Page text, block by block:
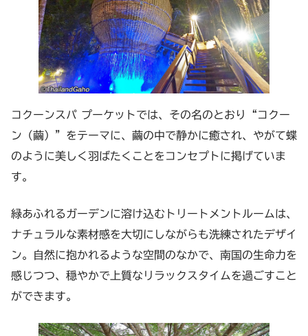
コクーンスパ プーケットでは、その名のとおり“コクー
ン（繭）”をテーマに、繭の中で静かに癒され、やがて蝶
のように美しく羽ばたくことをコンセプトに掲げていま
す。
緑あふれるガーデンに溶け込むトリートメントルームは、
ナチュラルな素材感を大切にしながらも洗練されたデザイ
ン。自然に抱かれるような空間のなかで、南国の生命力を
感じつつ、穏やかで上質なリラックスタイムを過ごすこと
ができます。